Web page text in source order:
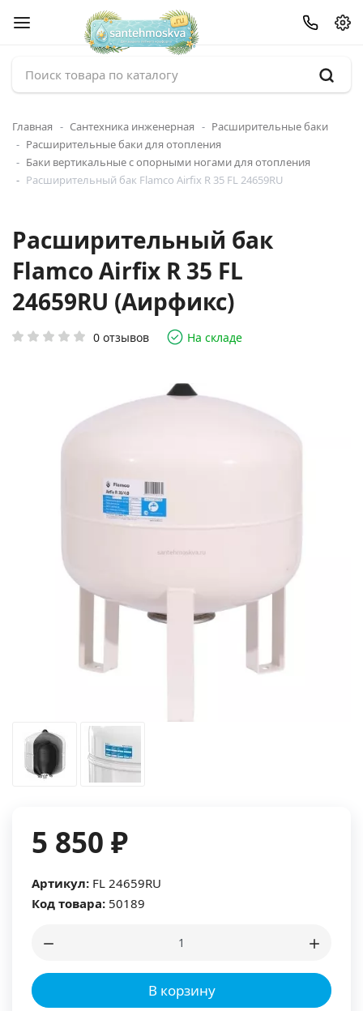
Главная Сантехника инженерная
Расширительные баки
Расширительные баки для отопления
Баки вертикальные с опорными ногами для отопления
Расширительный бак Flamco Airfix R 35 FL 24659RU
Расширительный бак
Flamco Airfix R 35 FL
24659RU (Аирфикс)
0 отзывов На складе
5 850 ₽
Артикул: FL 24659RU
Код товара: 50189
В корзину